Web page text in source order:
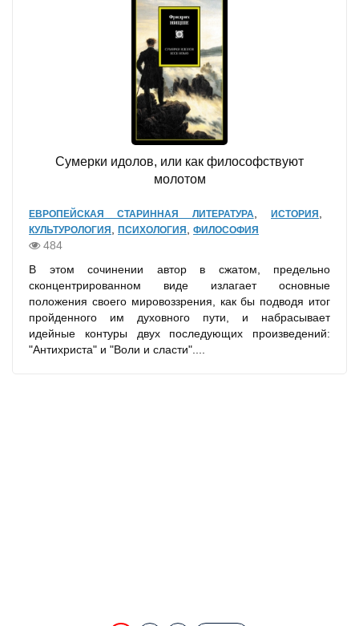
Сумерки идолов, или как философствуют
молотом
ЕВРОПЕЙСКАЯ СТАРИННАЯ ЛИТЕРАТУРА ,ИСТОРИЯ
КУЛЬТУРОЛОГИЯ ПСИХОЛОГИЯ ФИЛОСОФИЯ
484
В этом сочинении автор в сжатом, предельно
сконцентрированном виде излагает основные
положения своего мировоззрения, как бы подводя итог
пройденного им духовного пути, и набрасывает
идейные контуры двух последующих произведений:
"Антихриста" и "Воли и сласти"....